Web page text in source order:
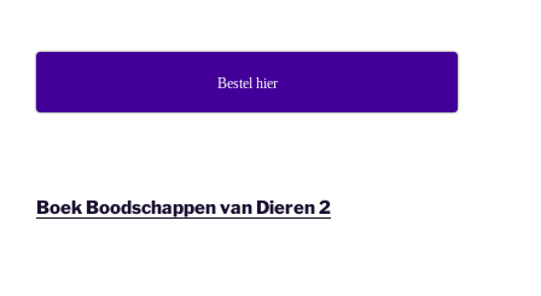
Bestel hier
Boek Boodschappen van Dieren 2